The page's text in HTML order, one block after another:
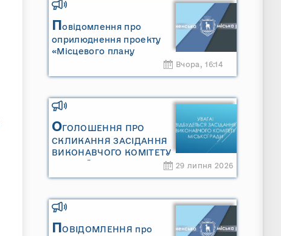
Повідомлення про
оприлюднення проекту
«Місцевого плану
Сарненської міської
та «Звіту про стратегічну
екологічну оцінку
«Місцевого плану
управління відходами
Сарненської міської
територіальної громади»
Вчора, 16:14
ОГОЛОШЕННЯ ПРО
СКЛИКАННЯ ЗАСІДАННЯ
ВИКОНАВЧОГО КОМІТЕТУ
МІСЬКОЇ РАДИ
29 липня 2026
ПОВІДОМЛЕННЯ про